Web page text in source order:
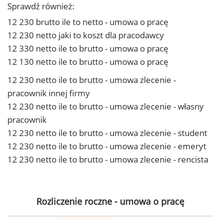
Sprawdź również:
12 230 brutto ile to netto - umowa o pracę
12 230 netto jaki to koszt dla pracodawcy
12 330 netto ile to brutto - umowa o pracę
12 130 netto ile to brutto - umowa o pracę
12 230 netto ile to brutto - umowa zlecenie -
pracownik innej firmy
12 230 netto ile to brutto - umowa zlecenie - własny
pracownik
12 230 netto ile to brutto - umowa zlecenie - student
12 230 netto ile to brutto - umowa zlecenie - emeryt
12 230 netto ile to brutto - umowa zlecenie - rencista
Rozliczenie roczne - umowa o pracę